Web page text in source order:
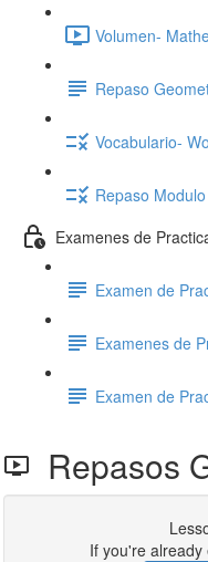
Volumen-
Repaso
Vocabulario-
Repaso
Examenes de
Examen de
Examenes de
Examen de
Repasos
If you're already